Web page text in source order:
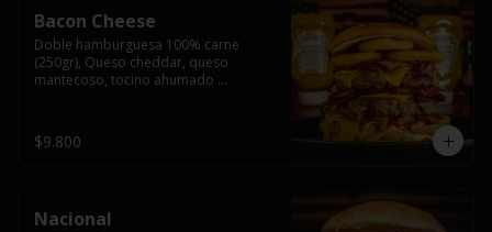
Bacon Cheese
Doble hamburguesa 100% carne
(250gr), Queso cheddar, queso
mantecoso, tocino ahumado
brioche y acompañado de papas
fritas.
$9.800
Nacional